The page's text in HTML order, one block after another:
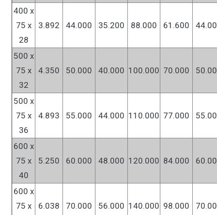
400 x
75 x
28
3.892 44.000 35.200 88.000 61.600
500 x
75 x
32
4.350 50.000 40.000 100.000 70.000
500 x
75 x
36
4.893 55.000 44.000 110.000 77.000
600 x
75 x
40
5.250 60.000 48.000 120.000 84.000
600 x
75 x
6.038 70.000 56.000 140.000 98.000